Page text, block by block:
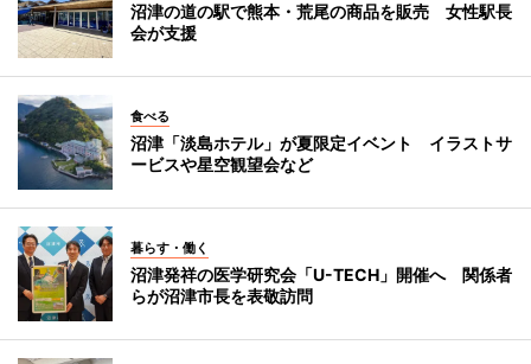
沼津の道の駅で熊本・荒尾の商品を販売 女性駅長
会が支援
食べる
沼津「淡島ホテル」が夏限定イベント イラストサ
ービスや星空観望会など
暮らす・働く
沼津発祥の医学研究会「U-TECH」開催へ 関係者
らが沼津市長を表敬訪問